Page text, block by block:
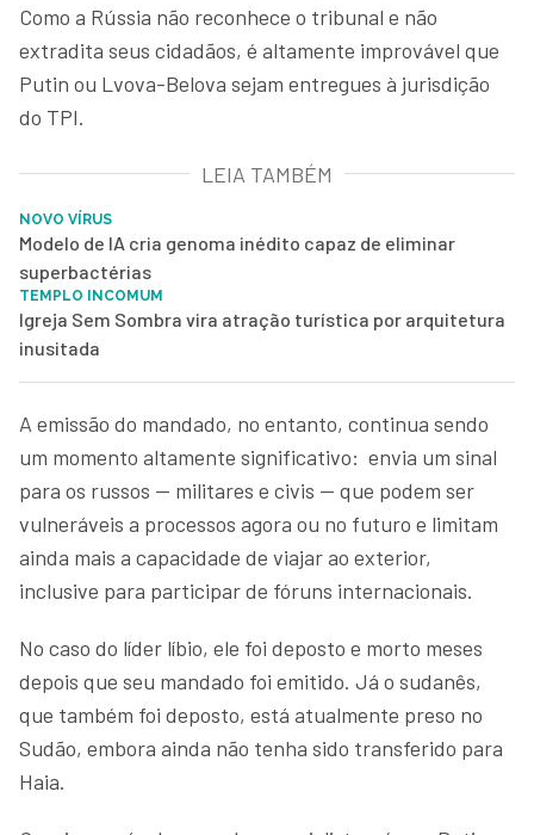
Como a Rússia não reconhece o tribunal e não
extradita seus cidadãos, é altamente improvável que
Putin ou Lvova-Belova sejam entregues à jurisdição
do TPI.
LEIA TAMBÉM
NOVO VÍRUS
Modelo de IA cria genoma inédito capaz de eliminar
superbactérias
TEMPLO INCOMUM
Igreja Sem Sombra vira atração turística por arquitetura
inusitada
A emissão do mandado, no entanto, continua sendo
um momento altamente significativo: envia um sinal
para os russos — militares e civis — que podem ser
vulneráveis a processos agora ou no futuro e limitam
ainda mais a capacidade de viajar ao exterior,
inclusive para participar de fóruns internacionais.
No caso do líder líbio, ele foi deposto e morto meses
depois que seu mandado foi emitido. Já o sudanês,
que também foi deposto, está atualmente preso no
Sudão, embora ainda não tenha sido transferido para
Haia.